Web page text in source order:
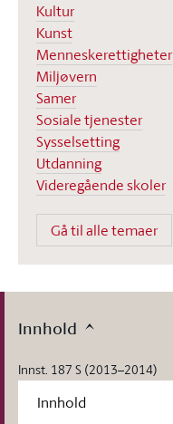
Kultur
Kunst
Menneskerettigheter
Miljøvern
Samer
Sosiale tjenester
Sysselsetting
Utdanning
Videregående skoler
Gå til alle temaer
Innhold
Innst. 187 S (2013–2014)